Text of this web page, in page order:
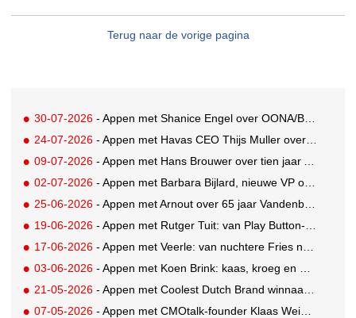
Terug naar de vorige pagina
30-07-2026 - Appen met Shanice Engel over OONA/BAAS' Human Influence Paper
24-07-2026 - Appen met Havas CEO Thijs Muller over de overname van SportVibes
09-07-2026 - Appen met Hans Brouwer over tien jaar A'DAM Toren
02-07-2026 - Appen met Barbara Bijlard, nieuwe VP of Clients bij DEPT
25-06-2026 - Appen met Arnout over 65 jaar Vandenbusken
19-06-2026 - Appen met Rutger Tuit: van Play Button-parkeerplaats tot Grand Prix-stem
17-06-2026 - Appen met Veerle: van nuchtere Fries naar Cannes-correspondent
03-06-2026 - Appen met Koen Brink: kaas, kroeg en Oranjegekte
21-05-2026 - Appen met Coolest Dutch Brand winnaar Caroline van Turennout (Zeeman)
07-05-2026 - Appen met CMOtalk-founder Klaas Weima: met volle zeilen naar de VS